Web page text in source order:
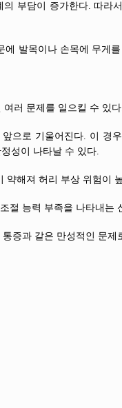
부담이 증가한다. 따라
발목이나 손목에 무게
러 문제를 일으킬 수 있
으로 기울어진다. 이 경
성이 나타날 수 있다.
약해져 허리 부상 위험이
절 능력 부족을 나타내는
증과 같은 만성적인 문제